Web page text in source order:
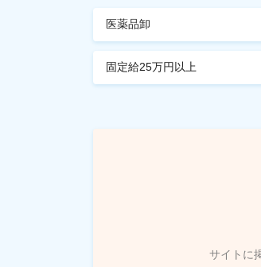
医薬品卸
固定給25万円以上
サイトに